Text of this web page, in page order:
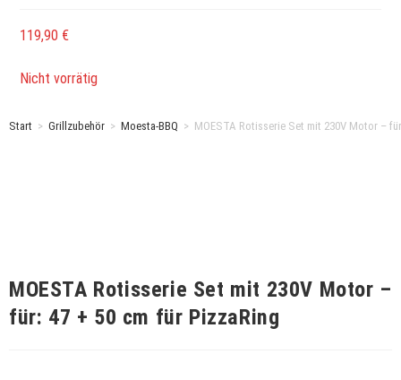
119,90 €
Nicht vorrätig
Start > Grillzubehör > Moesta-BBQ > MOESTA Rotisserie Set mit 230V Motor –
MOESTA Rotisserie Set mit 230V Motor –
für: 47 + 50 cm für PizzaRing